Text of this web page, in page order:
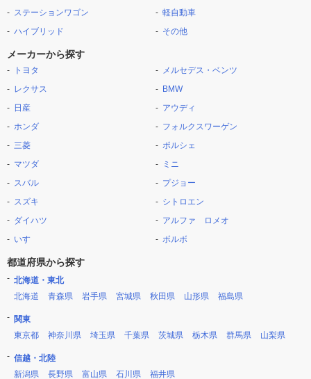
ステーションワゴン
ハイブリッド
軽自動車
その他
メーカーから探す
トヨタ
レクサス
日産
ホンダ
三菱
マツダ
スバル
スズキ
ダイハツ
いすゞ
メルセデス・ベンツ
BMW
アウディ
フォルクスワーゲン
ポルシェ
ミニ
プジョー
シトロエン
アルファ ロメオ
ボルボ
都道府県から探す
北海道・東北
北海道
青森県 岩手県 宮城県 秋田県 山形県 福島県
関東
東京都
神奈川県 埼玉県 千葉県 茨城県 栃木県 群馬県 山梨県
信越・北陸
新潟県
長野県 富山県 石川県 福井県